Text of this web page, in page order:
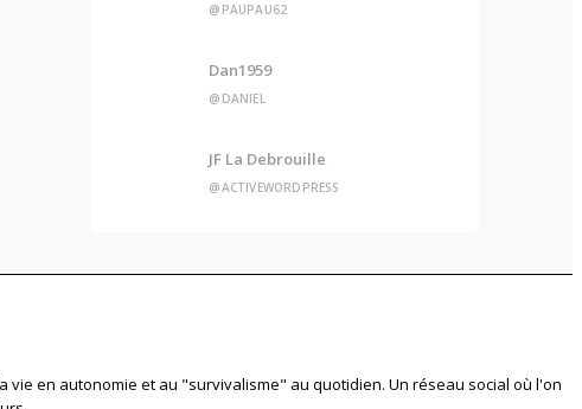
@PAUPAU62
Dan1959
@DANIEL
JF La Debrouille
@ACTIVEWORDPRESS
en autonomie et au "survivalisme" au quotidien. Un réseau social où l'on